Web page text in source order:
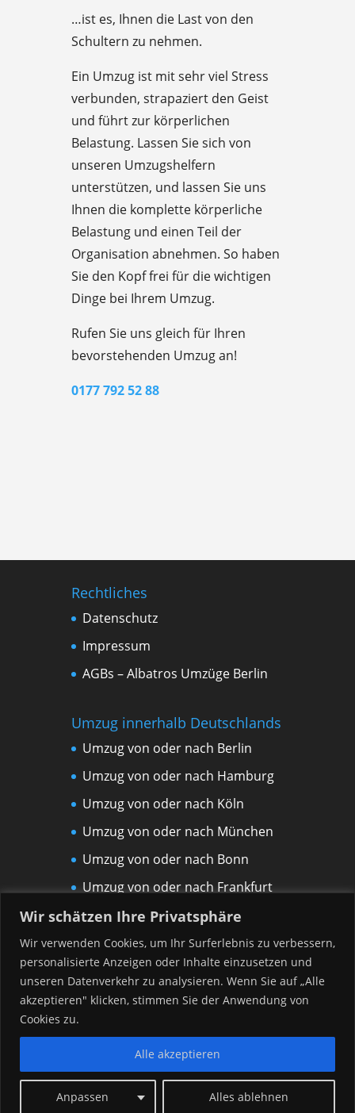
Wir schätzen Ihre Privatsphäre
Wir verwenden Cookies, um Ihr Surferlebnis zu verbessern,
personalisierte Anzeigen oder Inhalte einzusetzen und
unseren Datenverkehr zu analysieren. Wenn Sie auf „Alle
akzeptieren" klicken, stimmen Sie der Anwendung von
Cookies zu.
Anpassen Alles ablehnen
Alle akzeptieren
…ist es, Ihnen die Last von den
Schultern zu nehmen.
Ein Umzug ist mit sehr viel Stress
verbunden, strapaziert den Geist
und führt zur körperlichen
Belastung. Lassen Sie sich von
unseren Umzugshelfern
unterstützen, und lassen Sie uns
Ihnen die komplette körperliche
Belastung und einen Teil der
Organisation abnehmen. So haben
Sie den Kopf frei für die wichtigen
Dinge bei Ihrem Umzug.
Rufen Sie uns gleich für Ihren
bevorstehenden Umzug an!
0177 792 52 88
Rechtliches
Datenschutz
Impressum
AGBs – Albatros Umzüge Berlin
Umzug innerhalb Deutschlands
Umzug von oder nach Berlin
Umzug von oder nach Hamburg
Umzug von oder nach Köln
Umzug von oder nach München
Umzug von oder nach Bonn
Umzug von oder nach Frankfurt
am Main
Umzug von oder nach Leipzig
Umzug von oder nach Rostock
Umzug von oder nach Düsseldorf